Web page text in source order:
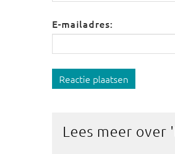
E-mailadres:
Reactie plaatsen
Lees meer over '